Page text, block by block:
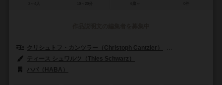
クリシュトフ・カンツラー（Christoph Cantzler）
ティース シュワルツ（Thies Schwarz）
ハバ（HABA）